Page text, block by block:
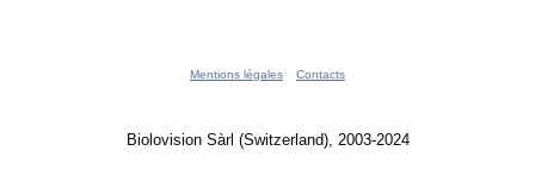
Mentions légales Contacts
Biolovision Sàrl (Switzerland), 2003-2024